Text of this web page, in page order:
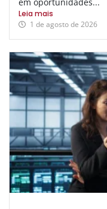
Leia mais
1 de agosto de 2026